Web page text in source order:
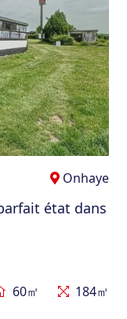
Onhaye
état dans
60㎡ 184㎡